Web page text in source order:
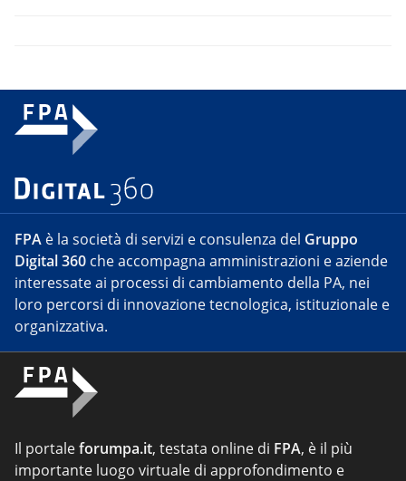
FPA è la società di servizi e consulenza del Gruppo
Digital 360 che accompagna amministrazioni e aziende
interessate ai processi di cambiamento della PA, nei
loro percorsi di innovazione tecnologica, istituzionale e
organizzativa.
Il portaleforumpa.it, testata online di FPA, è il più
importante luogo virtuale di approfondimento e